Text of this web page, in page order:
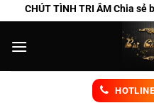
Chuyển
đến
nội
CHÚT TÌNH TRI ÂM Chia sẻ